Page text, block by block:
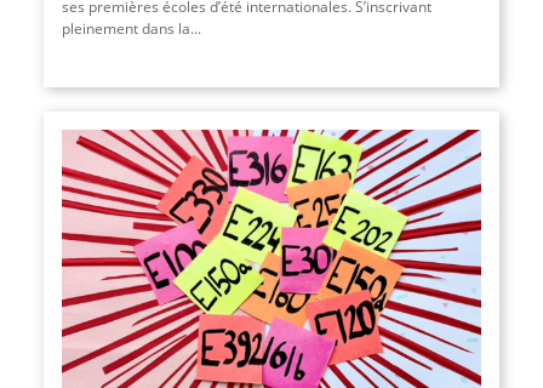
ses premières écoles d’été internationales. S’inscrivant
pleinement dans la...